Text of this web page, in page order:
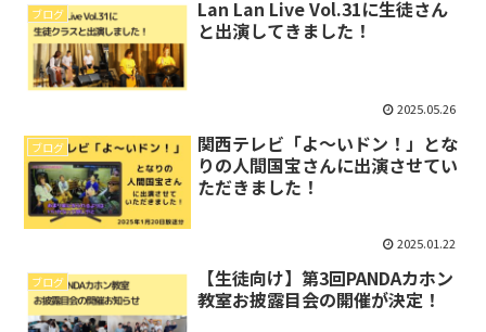
ブログ
Lan Lan Live Vol.31に生徒さん
と出演してきました！
2025.05.26
ブログ
関西テレビ「よ～いドン！」とな
りの人間国宝さんに出演させてい
ただきました！
2025.01.22
ブログ
【生徒向け】第3回PANDAカホン
教室お披露目会の開催が決定！